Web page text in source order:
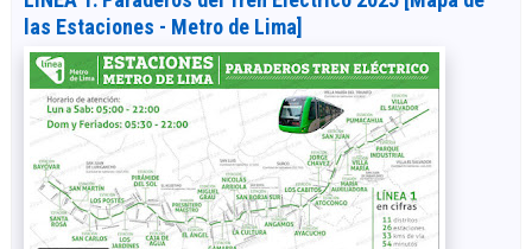
las Estaciones - Metro de Lima]